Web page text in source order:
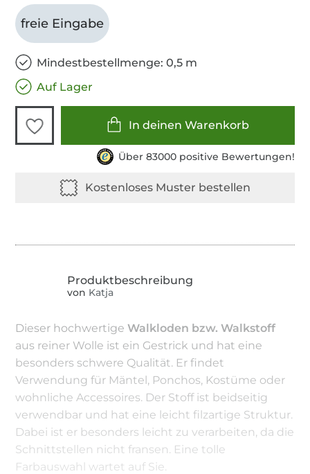
freie Eingabe
Mindestbestellmenge: 0,5 m
Auf Lager
In deinen Warenkorb
Über 83000 positive Bewertungen!
von Katja
Dieser hochwertigeWalkloden bzw. Walkstoff
aus reiner Wolle ist ein Gestrick und hat eine
besonders schwere Qualität. Er findet
Verwendung für Mäntel, Ponchos, Kostüme oder
wohnliche Accessoires. Der Stoff ist beidseitig
verwendbar und hat eine leicht filzartige Struktur.
Dabei ist er besonders leicht zu verarbeiten, da die
Schnittstellen nicht fransen. Eine tolle
Farbauswahl wartet auf Sie.